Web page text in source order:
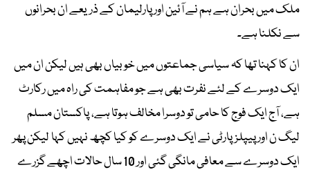
ملک میں بحران ہے ہم نے آئین اور پارلیمان کے ذریعے ان بحرانوں
سے نکلنا ہے۔
ان کا کہنا تھا کہ سیاسی جماعتوں میں خوبیاں بھی ہیں لیکن ان میں
ایک دوسرے کے لئے نفرت بھی ہے جو مفاہمت کی راہ میں رکارٹ
ہے، آج ایک فوج کا حامی تو دوسرا مخالف ہوتا ہے، پاکستان مسلم
لیگ ن اور پیپلزپارٹی نے ایک دوسرے کو کیا کچھ نہیں کہا لیکن پھر
ایک دوسرے سے معافی مانگی گئی اور 10 سال حالات اچھے گزرے